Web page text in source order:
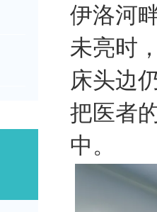
伊洛河
未亮时
床头边
把医者
中。